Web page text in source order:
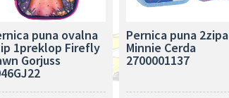
puna ovalna
1preklop Firefly
Gorjuss
Pernica puna 2zipa
Minnie Cerda
2700001137